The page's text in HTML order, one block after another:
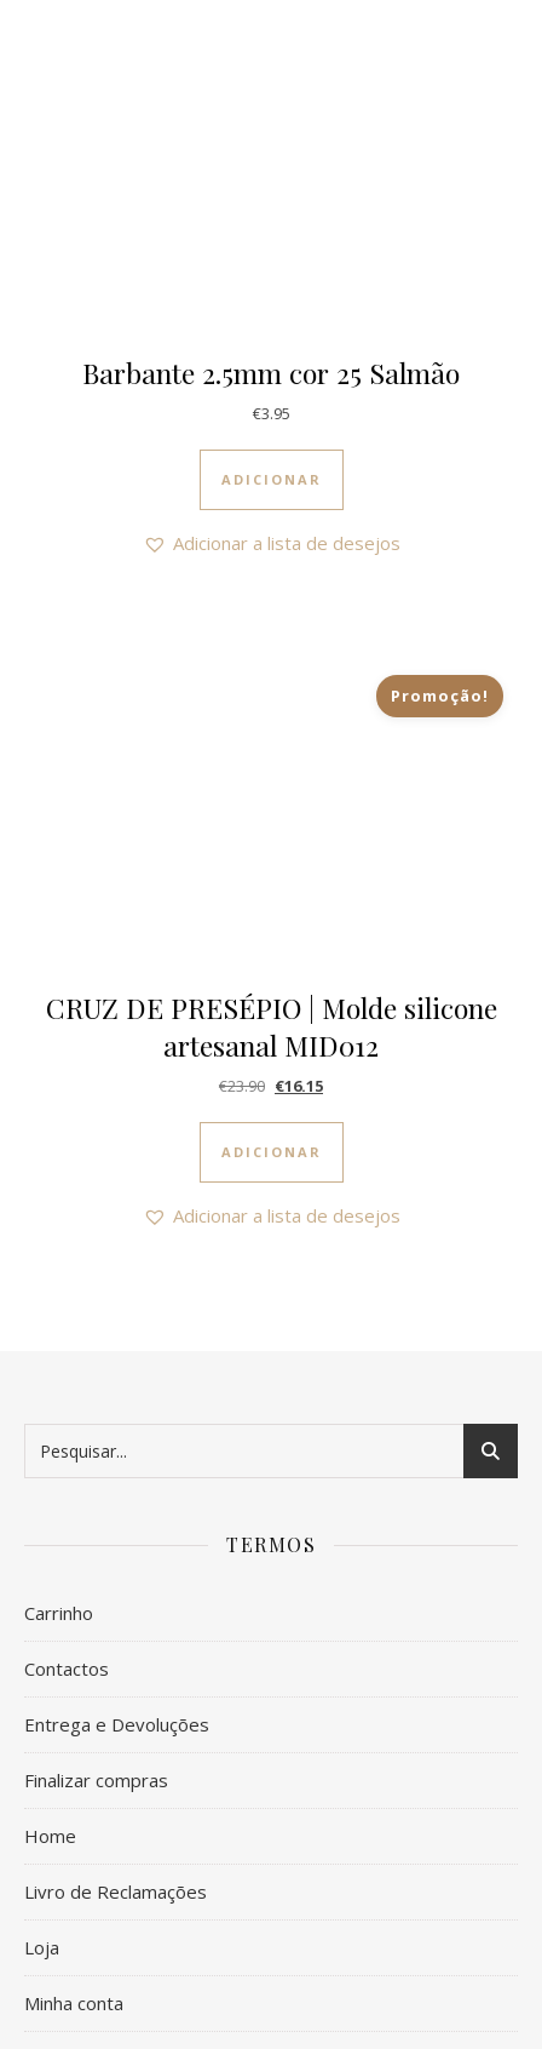
Barbante 2.5mm cor 25 Salmão
€3.95
ADICIONAR
Adicionar a lista de desejos
Promoção!
CRUZ DE PRESÉPIO | Molde silicone
artesanal MID012
€23.90 O preço original era: €23.90.
€16.15O preço atual é: €16.15.
ADICIONAR
Adicionar a lista de desejos
TERMOS
Carrinho
Contactos
Entrega e Devoluções
Finalizar compras
Home
Livro de Reclamações
Loja
Minha conta